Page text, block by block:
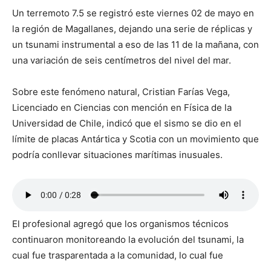
Un terremoto 7.5 se registró este viernes 02 de mayo en
la región de Magallanes, dejando una serie de réplicas y
un tsunami instrumental a eso de las 11 de la mañana, con
una variación de seis centímetros del nivel del mar.
Sobre este fenómeno natural, Cristian Farías Vega,
Licenciado en Ciencias con mención en Física de la
Universidad de Chile, indicó que el sismo se dio en el
límite de placas Antártica y Scotia con un movimiento que
podría conllevar situaciones marítimas inusuales.
El profesional agregó que los organismos técnicos
continuaron monitoreando la evolución del tsunami, la
cual fue trasparentada a la comunidad, lo cual fue